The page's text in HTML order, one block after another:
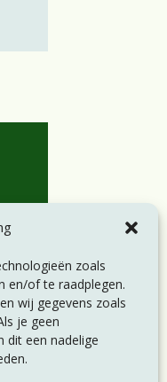
zoals
en/of te raadplegen.
wij gegevens zoals
je geen
een nadelige